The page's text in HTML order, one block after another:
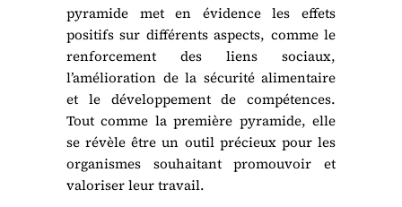
pyramide met en évidence les effets
positifs sur différents aspects, comme le
renforcement des liens sociaux,
l’amélioration de la sécurité alimentaire
et le développement de compétences.
Tout comme la première pyramide, elle
se révèle être un outil précieux pour les
organismes souhaitant promouvoir et
valoriser leur travail.